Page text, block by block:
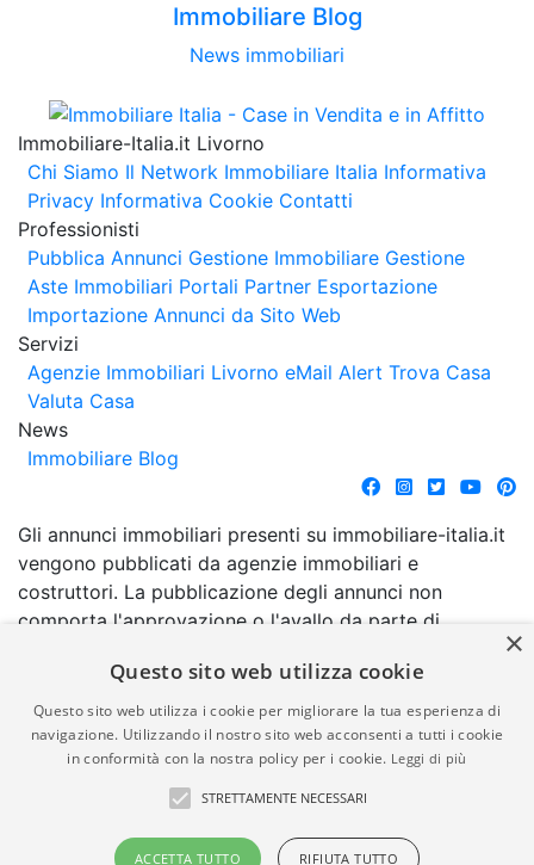
Immobiliare Blog
News immobiliari
Immobiliare-Italia.it Livorno
Chi Siamo Il Network Immobiliare Italia Informativa
Privacy Informativa Cookie Contatti
Professionisti
Pubblica Annunci Gestione Immobiliare Gestione
Aste Immobiliari Portali Partner Esportazione
Importazione Annunci da Sito Web
Servizi
Agenzie Immobiliari Livorno eMail Alert Trova Casa
Valuta Casa
News
Immobiliare Blog
Gli annunci immobiliari presenti su immobiliare-italia.it
vengono pubblicati da agenzie immobiliari e
costruttori. La pubblicazione degli annunci non
comporta l'approvazione o l'avallo da parte di
garanzia da parte di quest'ultima. immobiliare-italia.it
quindi non è responsabile della veridicità, della
correttezza, della completezza, della normativa in
materia di privacy e/o di alcun altro aspetto dei
suddetti annunci.
© Copyright 2007 - 2026
Powered by
×
Questo sito web utilizza cookie
Questo sito web utilizza i cookie per migliorare la tua esperienza di
navigazione. Utilizzando il nostro sito web acconsenti a tutti i cookie
in conformità con la nostra policy per i cookie. Leggi di più
STRETTAMENTE NECESSARI
ACCETTA TUTTO RIFIUTA TUTTO